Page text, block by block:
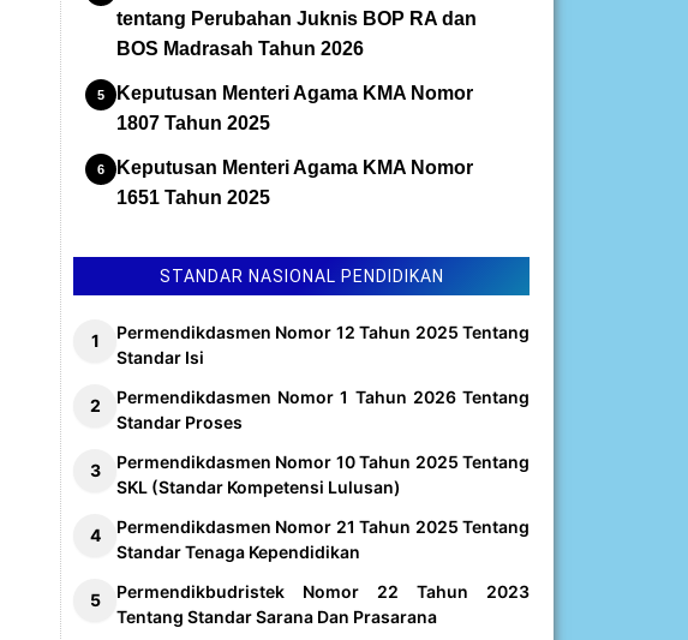
tentang Perubahan Juknis BOP RA dan
BOS Madrasah Tahun 2026
Keputusan Menteri Agama KMA Nomor
1807 Tahun 2025
Keputusan Menteri Agama KMA Nomor
1651 Tahun 2025
STANDAR NASIONAL PENDIDIKAN
Permendikdasmen Nomor 12 Tahun 2025 Tentang
Standar Isi
Permendikdasmen Nomor 1 Tahun 2026 Tentang
Standar Proses
Permendikdasmen Nomor 10 Tahun 2025 Tentang
SKL (Standar Kompetensi Lulusan)
Permendikdasmen Nomor 21 Tahun 2025 Tentang
Standar Tenaga Kependidikan
Permendikbudristek Nomor 22 Tahun 2023
Tentang Standar Sarana Dan Prasarana